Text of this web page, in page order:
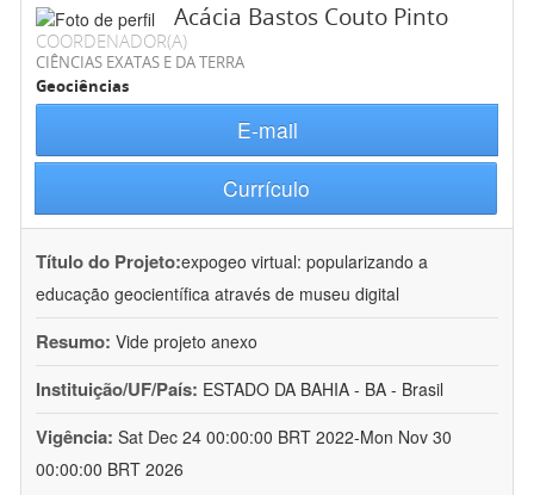
Acácia Bastos Couto Pinto
COORDENADOR(A)
CIÊNCIAS EXATAS E DA TERRA
Geociências
E-mail
Currículo
Título do Projeto:expogeo virtual: popularizando a
educação geocientífica através de museu digital
Resumo: Vide projeto anexo
Instituição/UF/País: ESTADO DA BAHIA - BA - Brasil
Vigência: Sat Dec 24 00:00:00 BRT 2022-Mon Nov 30
00:00:00 BRT 2026